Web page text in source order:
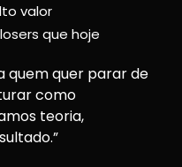
valor
que hoje
quem quer parar de
como
teoria,